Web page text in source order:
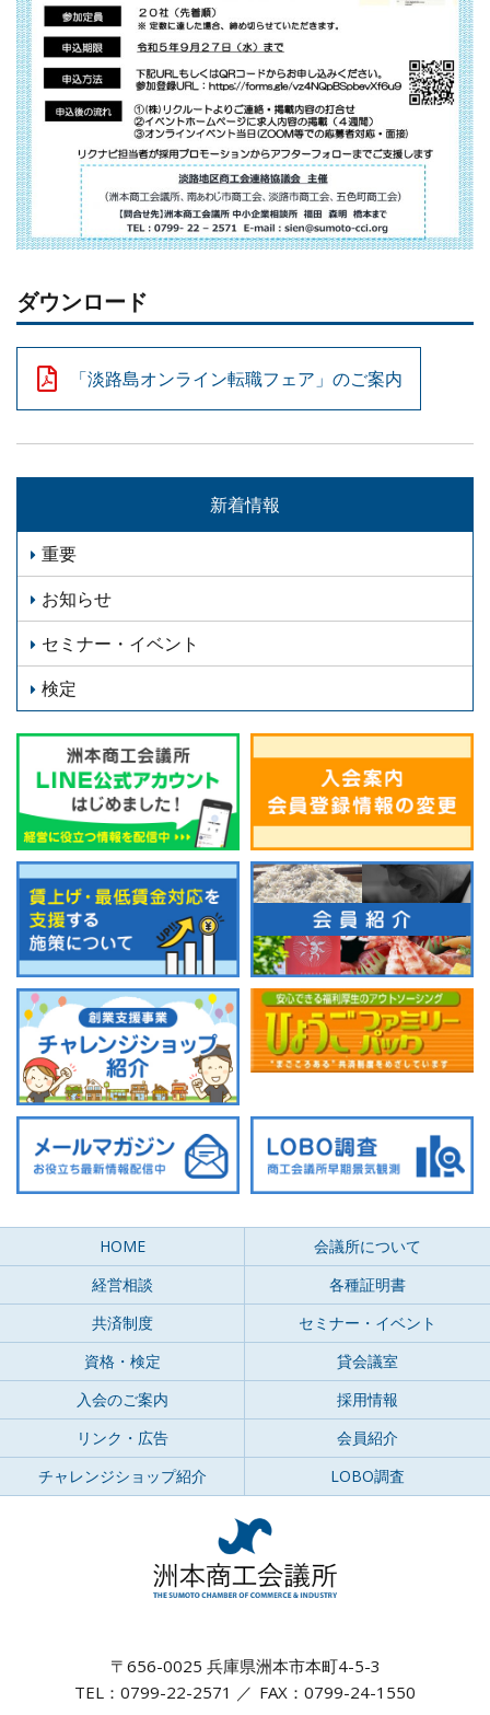
ダウンロード
「淡路島オンライン転職フェア」のご案内
新着情報
重要
お知らせ
セミナー・イベント
検定
HOME
会議所について
経営相談
各種証明書
共済制度
セミナー・イベント
資格・検定
貸会議室
入会のご案内
採用情報
リンク・広告
会員紹介
チャレンジショップ紹介
LOBO調査
〒656-0025 兵庫県洲本市本町4-5-3
TEL：0799-22-2571
FAX：0799-24-1550